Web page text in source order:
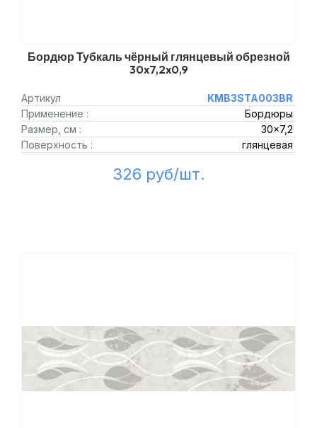
Бордюр Тубкаль чёрный глянцевый обрезной
30x7,2x0,9
Артикул
KMB3STA003BR
Применение :
Бордюры
Размер, см :
30x7,2
Поверхность :
глянцевая
326 руб/шт.